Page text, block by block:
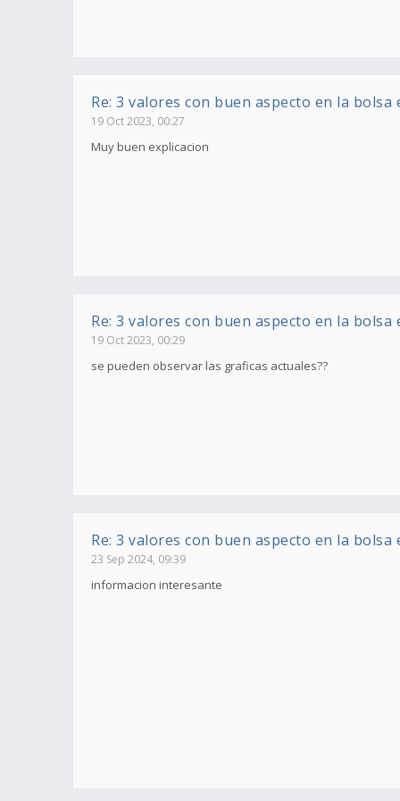
Re: 3 valores con buen aspecto en la bolsa
19 Oct 2023, 00:27
Muy buen explicacion
Re: 3 valores con buen aspecto en la bolsa
19 Oct 2023, 00:29
se pueden observar las graficas actuales??
Re: 3 valores con buen aspecto en la bolsa
23 Sep 2024, 09:39
informacion interesante